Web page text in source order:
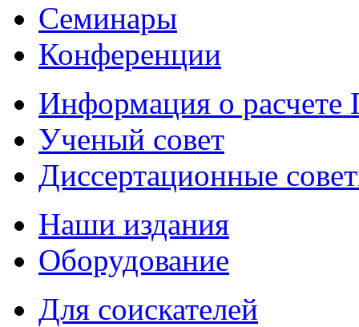
Семинары
Конференции
Информация о
Ученый совет
Диссертационные
Наши издания
Оборудование
Для соискателей